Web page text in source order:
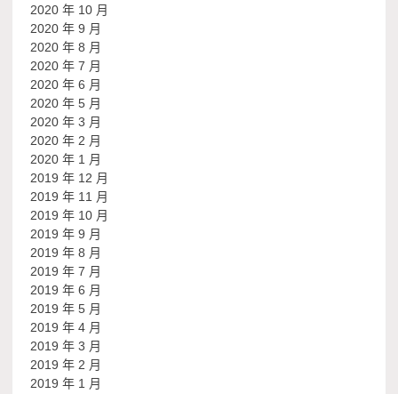
2020 年 10 月
2020 年 9 月
2020 年 8 月
2020 年 7 月
2020 年 6 月
2020 年 5 月
2020 年 3 月
2020 年 2 月
2020 年 1 月
2019 年 12 月
2019 年 11 月
2019 年 10 月
2019 年 9 月
2019 年 8 月
2019 年 7 月
2019 年 6 月
2019 年 5 月
2019 年 4 月
2019 年 3 月
2019 年 2 月
2019 年 1 月